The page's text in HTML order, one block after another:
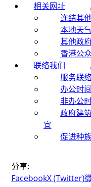
相关网址
连结其
本地天
其他政
香港公
联络我们
服务联
办公时
非办公
政府建
宜
促进种
分享:
FacebookX (Twitter)